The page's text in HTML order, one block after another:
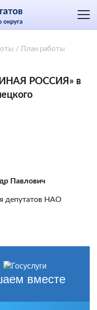
/ План работы
РОССИЯ» в
Павлович
депутатов НАО
вместе